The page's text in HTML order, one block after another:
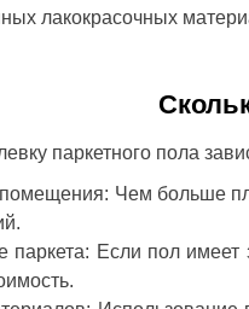
лакокрасочных
паркетного пола
Чем больше
паркета: Если пол имеет